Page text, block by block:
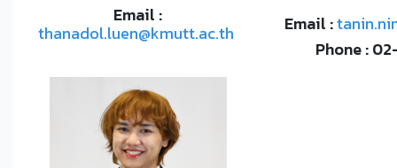
Email :
thanadol.luen@kmutt.ac.th Email :
Phone :